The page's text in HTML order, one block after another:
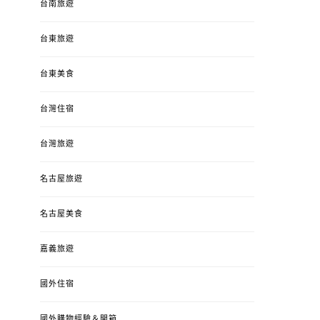
台南旅遊
台東旅遊
台東美食
台灣住宿
台灣旅遊
名古屋旅遊
名古屋美食
嘉義旅遊
國外住宿